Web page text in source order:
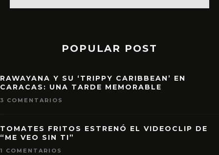
POPULAR POST
RAWAYANA Y SU ‘TRIPPY CARIBBEAN’ EN
CARACAS: UNA TARDE MEMORABLE
3 COMENTARIOS
TOMATES FRITOS ESTRENÓ EL VIDEOCLIP DE
“ME VEO SIN TI”
1 COMENTARIOS